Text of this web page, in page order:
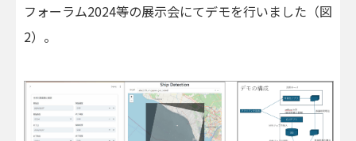
フォーラム2024等の展示会にてデモを行いました（図
2）。